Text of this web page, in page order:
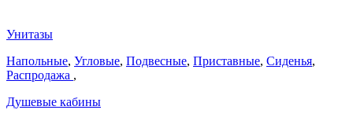
Унитазы
Напольные, Угловые, Подвесные, Приставные, Сиденья,
Распродажа ,
Душевые кабины